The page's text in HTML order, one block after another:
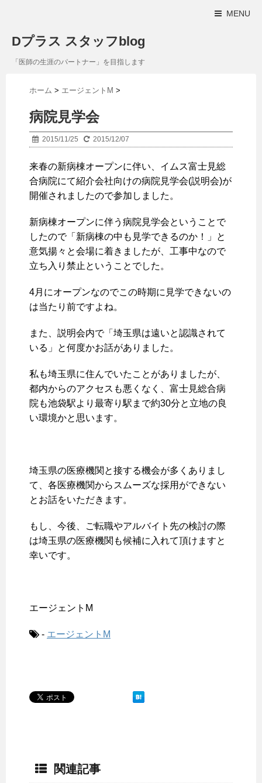
MENU
Dプラス スタッフblog
「医師の生涯のパートナー」を目指します
ホーム > エージェントM >
病院見学会
2015/11/25 2015/12/07
来春の新病棟オープンに伴い、イムス富士見総
合病院にて紹介会社向けの病院見学会(説明会)が
開催されましたので参加しました。
新病棟オープンに伴う病院見学会ということで
したので「新病棟の中も見学できるのか！」と
意気揚々と会場に着きましたが、工事中なので
立ち入り禁止ということでした。
4月にオープンなのでこの時期に見学できないの
は当たり前ですよね。
また、説明会内で「埼玉県は遠いと認識されて
いる」と何度かお話がありました。
私も埼玉県に住んでいたことがありましたが、
都内からのアクセスも悪くなく、富士見総合病
院も池袋駅より最寄り駅まで約30分と立地の良
い環境かと思います。
埼玉県の医療機関と接する機会が多くありまし
て、各医療機関からスムーズな採用ができない
とお話をいただきます。
もし、今後、ご転職やアルバイト先の検討の際
は埼玉県の医療機関も候補に入れて頂けますと
幸いです。
エージェントM
- エージェントM
関連記事